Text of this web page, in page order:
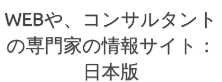
テWEBや、コンサルタント
の専門家の情報サイト：
日本版